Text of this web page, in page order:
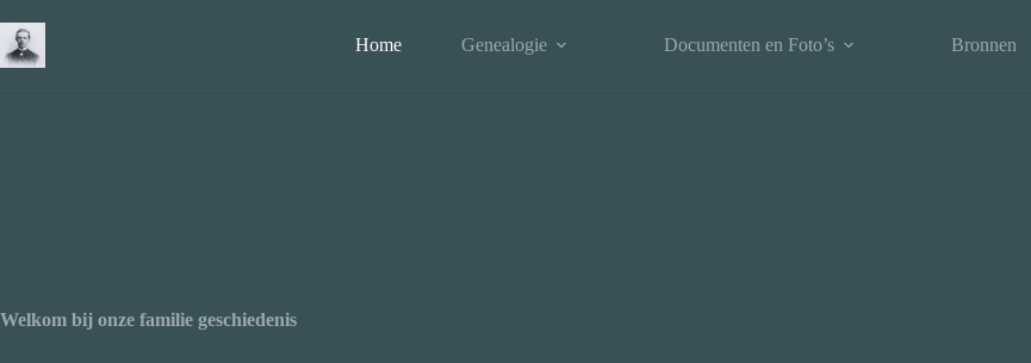
Home Genealogie Documenten en Foto’s Bronnen
Welkom bij onze familie geschiedenis